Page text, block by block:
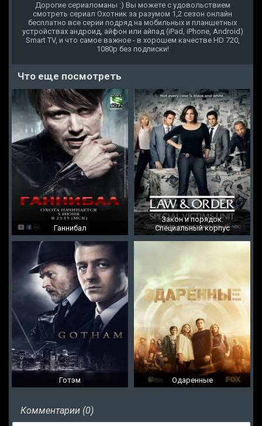
Дорогие сериаломаны :) Вы можете с удовольствием
смотреть сериал Охотник за разумом 1,2 сезон онлайн
бесплатно все серии подряд на мобильных и планшетных
устройствах андроид, айфон или айпад (iPad, iPhone, Android)
Smart TV, и что самое важное - в хорошем качестве HD 720,
1080p без подписки!
Что еще посмотреть
Ганнибал
Закон и порядок.
Специальный корпус
Готэм Одаренные
Комментарии (0)